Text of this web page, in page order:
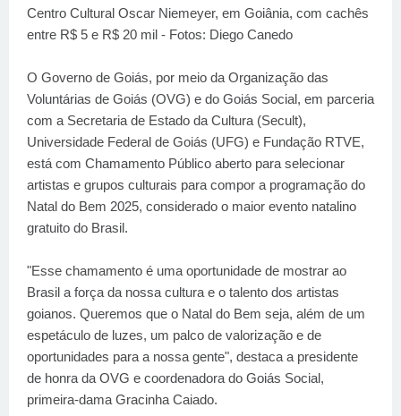
Centro Cultural Oscar Niemeyer, em Goiânia, com cachês
entre R$ 5 e R$ 20 mil - Fotos: Diego Canedo
O Governo de Goiás, por meio da Organização das
Voluntárias de Goiás (OVG) e do Goiás Social, em parceria
com a Secretaria de Estado da Cultura (Secult),
Universidade Federal de Goiás (UFG) e Fundação RTVE,
está com Chamamento Público aberto para selecionar
artistas e grupos culturais para compor a programação do
Natal do Bem 2025, considerado o maior evento natalino
gratuito do Brasil.
"Esse chamamento é uma oportunidade de mostrar ao
Brasil a força da nossa cultura e o talento dos artistas
goianos. Queremos que o Natal do Bem seja, além de um
espetáculo de luzes, um palco de valorização e de
oportunidades para a nossa gente", destaca a presidente
de honra da OVG e coordenadora do Goiás Social,
primeira-dama Gracinha Caiado.